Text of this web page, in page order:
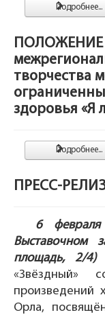
Подробнее...
ПОЛОЖЕНИЕ
творчества
здоровья «Я
Подробнее...
ПРЕСС-
6
Выставочном
площадь, 2/4)
«Звёздный»
произведений
Орла,